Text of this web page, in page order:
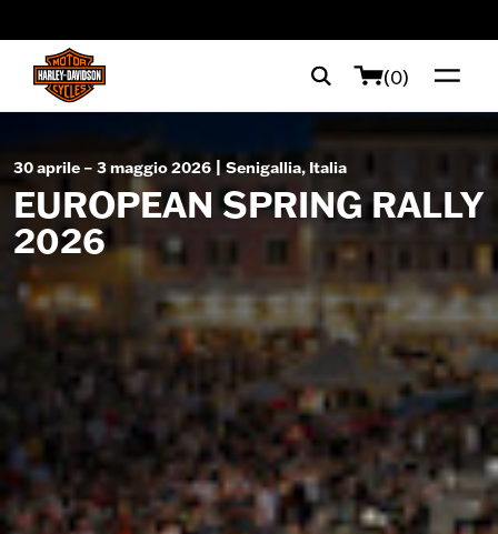
(0)
30 aprile – 3 maggio 2026 | Senigallia, Italia
EUROPEAN SPRING RALLY
2026